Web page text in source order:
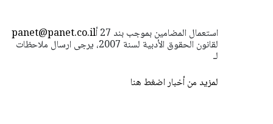
panet@panet.co.ilاستعمال المضامين بموجب بند 27 أ
لقانون الحقوق الأدبية لسنة 2007، يرجى ارسال ملاحظات
لـ
لمزيد من أخبار اضغط هنا